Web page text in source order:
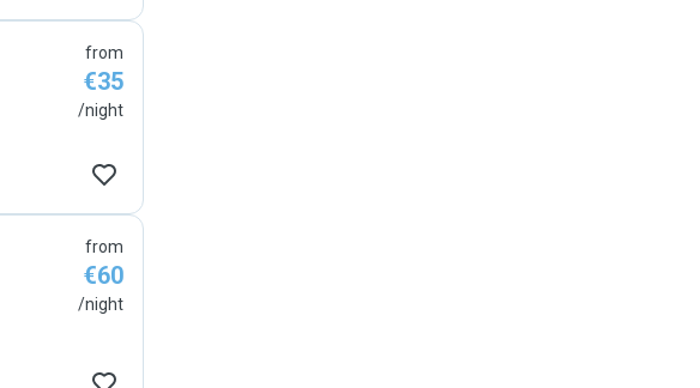
from
€35
/night
from
€60
/night